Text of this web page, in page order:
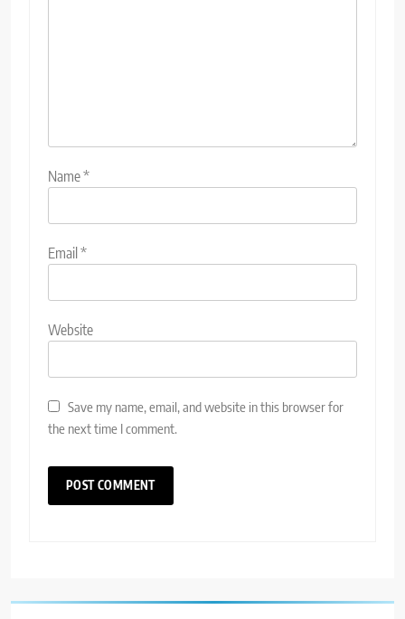
Name*
Email*
Website
Save my name, email, and website in this browser for
the next time I comment.